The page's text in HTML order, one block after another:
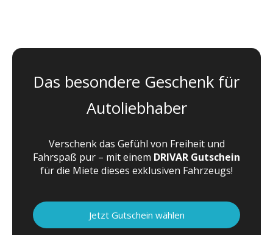
Das besondere Geschenk für
Autoliebhaber
Verschenk das Gefühl von Freiheit und
Fahrspaß pur – mit einem DRIVAR Gutschein
für die Miete dieses exklusiven Fahrzeugs!
Jetzt Gutschein wählen